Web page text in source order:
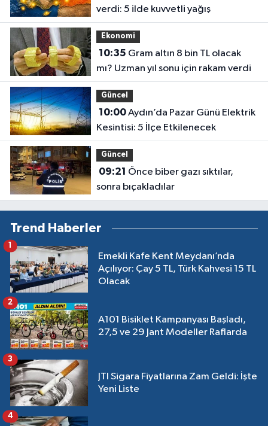
verdi: 5 ilde kuvvetli yağış
Ekonomi
10:35
mı? Uzman yıl sonu için rakam verdi
Güncel
10:00Aydın’da Pazar Günü Elektrik
Kesintisi: 5 İlçe Etkilenecek
Güncel
09:21
sonra bıçakladılar
Trend Haberler
Emekli Kafe Kent Meydanı’nda
Açılıyor: Çay 5 TL, Türk Kahvesi 15 TL
Olacak
1
A101 Bisiklet Kampanyası Başladı,
27,5 ve 29 Jant Modeller Raflarda
2
JTI Sigara Fiyatlarına Zam Geldi: İşte
Yeni Liste
3
4